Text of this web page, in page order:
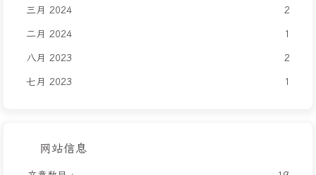
三月 2024
2
二月 2024
1
八月 2023
2
七月 2023
1
网站信息